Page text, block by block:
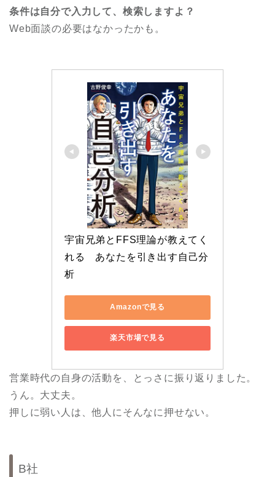
条件は自分で入力して、検索しますよ？
Web面談の必要はなかったかも。
宇宙兄弟とFFS理論が教えてく
れる　あなたを引き出す自己分
析
Amazonで見る
楽天市場で見る
営業時代の自身の活動を、とっさに振り返りました。
うん。大丈夫。
押しに弱い人は、他人にそんなに押せない。
B社